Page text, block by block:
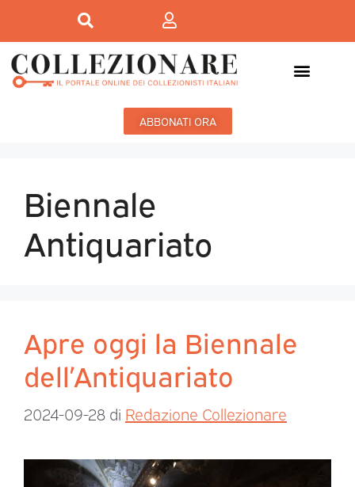
ABBONATI ORA
Biennale
Antiquariato
Apre oggi la Biennale
dell’Antiquariato
2024-09-28 di Redazione Collezionare